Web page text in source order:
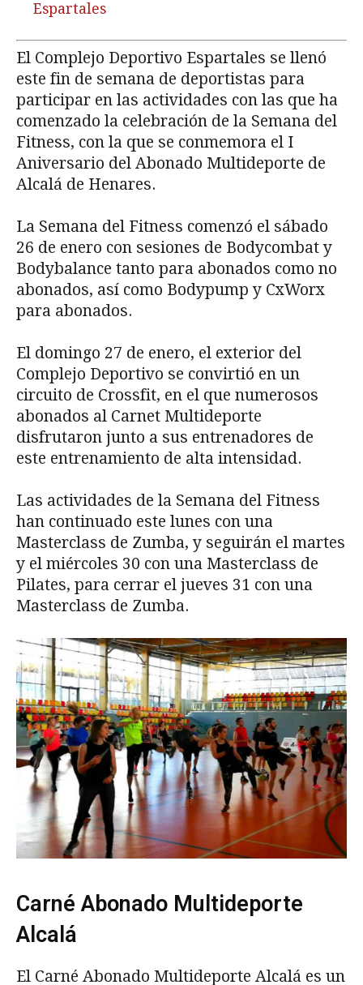
Espartales
El Complejo Deportivo Espartales se llenó
este fin de semana de deportistas para
participar en las actividades con las que ha
comenzado la celebración de la Semana del
Fitness, con la que se conmemora el I
Aniversario del Abonado Multideporte de
Alcalá de Henares.
La Semana del Fitness comenzó el sábado
26 de enero con sesiones de Bodycombat y
Bodybalance tanto para abonados como no
abonados, así como Bodypump y CxWorx
para abonados.
El domingo 27 de enero, el exterior del
Complejo Deportivo se convirtió en un
circuito de Crossfit, en el que numerosos
abonados al Carnet Multideporte
disfrutaron junto a sus entrenadores de
este entrenamiento de alta intensidad.
Las actividades de la Semana del Fitness
han continuado este lunes con una
Masterclass de Zumba, y seguirán el martes
y el miércoles 30 con una Masterclass de
Pilates, para cerrar el jueves 31 con una
Masterclass de Zumba.
Carné Abonado Multideporte
Alcalá
El Carné Abonado Multideporte Alcalá es un